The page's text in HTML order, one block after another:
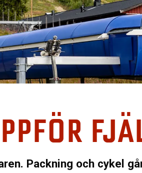
Packning och cykel